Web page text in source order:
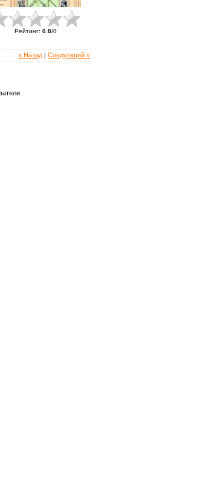
Рейтинг: 0.0/0
« Назад Следующий »